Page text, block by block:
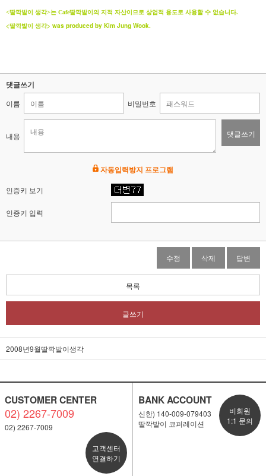
<딸깍발이 생각>는 Cafe딸깍발이의 지적 자산이므로 상업적 용도로 사용할 수 없습니다.
<딸깍발이 생각> was produced by Kim Jung Wook.
댓글쓰기
이름 비밀번호
내용 댓글쓰기
자동입력방지 프로그램
인증키 보기
인증키 입력
수정 삭제 답변
목록
글쓰기
2008년9월딸깍발이생각
CUSTOMER CENTER
02) 2267-7009
02) 2267-7009
고객센터
연결하기
BANK ACCOUNT
신한) 140-009-079403
딸깍발이 코퍼레이션
비회원
1:1 문의